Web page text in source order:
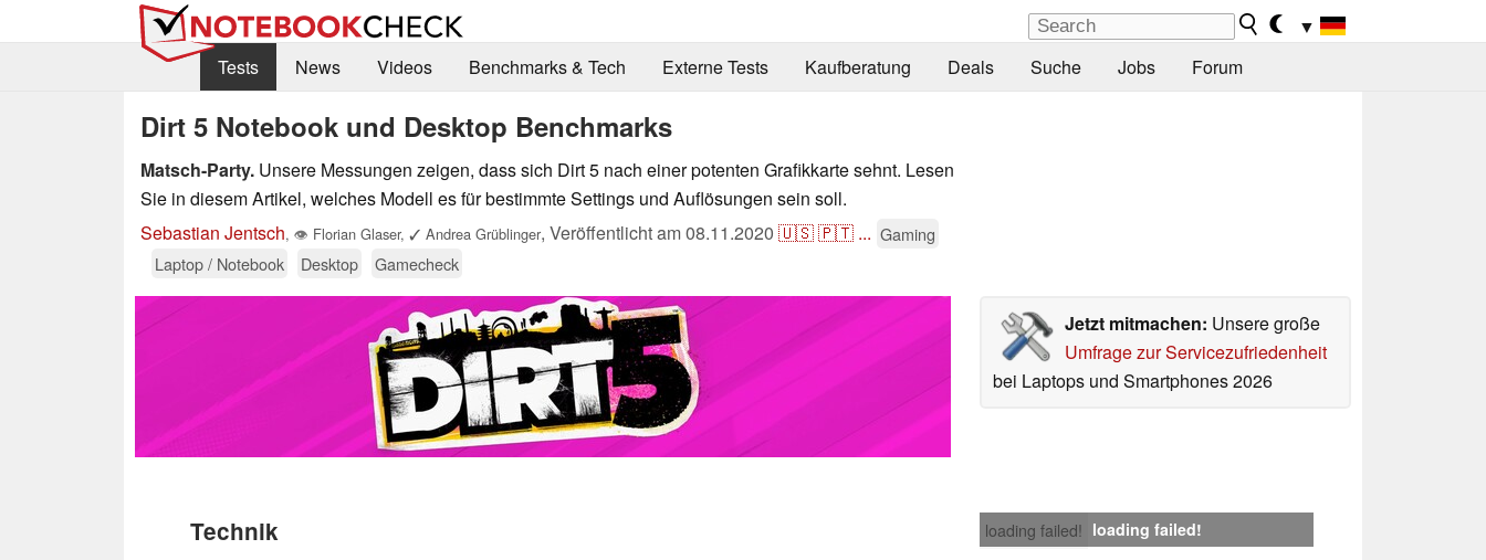
▼
Tests
News Videos Benchmarks & Tech Externe Tests Kaufberatung Deals Suche Jobs Forum
Dirt 5 Notebook und Desktop Benchmarks
Matsch-Party. Unsere Messungen zeigen, dass sich Dirt 5 nach einer potenten Grafikkarte sehnt. Lesen
Sie in diesem Artikel, welches Modell es für bestimmte Settings und Auflösungen sein soll.
Sebastian Jentsch, 👁 Florian Glaser, ✓ Andrea Grüblinger, Veröffentlicht am08.11.2020 🇺🇸🇵🇹 ... Gaming
Laptop / Notebook
Desktop Gamecheck
Jetzt mitmachen: Unsere große
Umfrage zur Servicezufriedenheit
bei Laptops und Smartphones 2026
loading failed! loading failed!
Technik